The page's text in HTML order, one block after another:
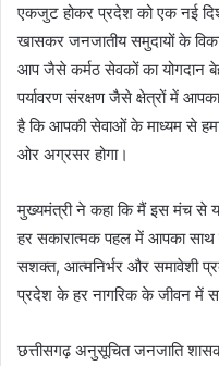
एकजुट होकर प्रदेश को एक नई
खासकर जनजातीय समुदायों के
आप जैसे कर्मठ सेवकों का योगदान
पर्यावरण संरक्षण जैसे क्षेत्रों में
है कि आपकी सेवाओं के माध्यम से
ओर अग्रसर होगा।
मुख्यमंत्री ने कहा कि मैं इस मंच से
हर सकारात्मक पहल में आपका
सशक्त, आत्मनिर्भर और समावेशी
प्रदेश के हर नागरिक के जीवन में
छत्तीसगढ़ अनुसूचित जनजाति